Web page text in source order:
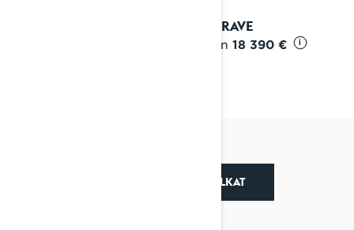
2027 RAVE
Alkaen 18 390 € i
SÄHKÖMOOTTORIKELKAT